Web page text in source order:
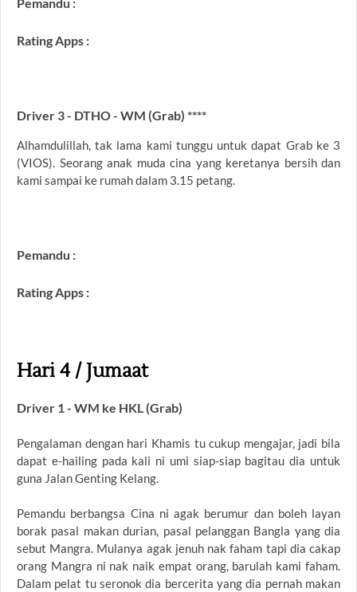
Rating Apps :
Driver 3 - DTHO - WM (Grab) ****
Alhamdulillah, tak lama kami tunggu untuk dapat Grab ke 3
(VIOS). Seorang anak muda cina yang keretanya bersih dan
kami sampai ke rumah dalam 3.15 petang.
Pemandu :
Rating Apps :
Hari 4 / Jumaat
Driver 1 - WM ke HKL (Grab)
Pengalaman dengan hari Khamis tu cukup mengajar, jadi bila
dapat e-hailing pada kali ni umi siap-siap bagitau dia untuk
guna Jalan Genting Kelang.
Pemandu berbangsa Cina ni agak berumur dan boleh layan
borak pasal makan durian, pasal pelanggan Bangla yang dia
sebut Mangra. Mulanya agak jenuh nak faham tapi dia cakap
orang Mangra ni nak naik empat orang, barulah kami faham.
Dalam pelat tu seronok dia bercerita yang dia pernah makan